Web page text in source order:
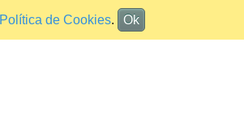
Política de Cookies. Ok